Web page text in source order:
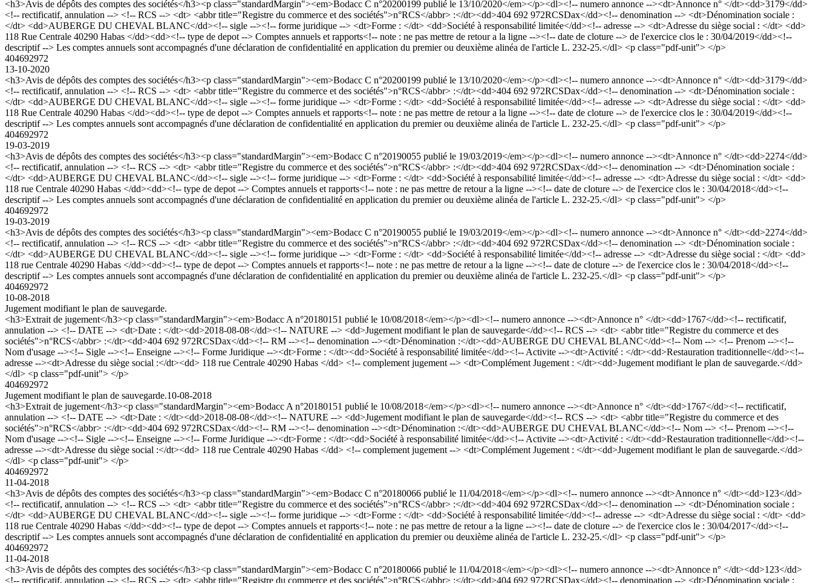
<h3>Avis de dépôts des comptes des sociétés</h3><p class="standardMargin"><em>Bodacc C n°20200199 publié le 13/10/2020</em></p><dl><!-- numero annonce --><dt>Annonce n° </dt><dd>3179</dd>
<!-- rectificatif, annulation --> <!-- RCS --> <dt> <abbr title="Registre du commerce et des sociétés">n°RCS</abbr> :</dt><dd>404 692 972RCSDax</dd><!-- denomination --> <dt>Dénomination sociale :
</dt> <dd>AUBERGE DU CHEVAL BLANC</dd><!-- sigle --><!-- forme juridique --> <dt>Forme : </dt> <dd>Société à responsabilité limitée</dd><!-- adresse --> <dt>Adresse du siège social : </dt> <dd>
118 Rue Centrale 40290 Habas </dd><dd><!-- type de depot --> Comptes annuels et rapports<!-- note : ne pas mettre de retour a la ligne --><!-- date de cloture --> de l'exercice clos le : 30/04/2019</dd><!--
descriptif --> Les comptes annuels sont accompagnés d'une déclaration de confidentialité en application du premier ou deuxième alinéa de l'article L. 232-25.</dl> <p class="pdf-unit"> </p>
404692972
13-10-2020
<h3>Avis de dépôts des comptes des sociétés</h3><p class="standardMargin"><em>Bodacc C n°20200199 publié le 13/10/2020</em></p><dl><!-- numero annonce --><dt>Annonce n° </dt><dd>3179</dd>
<!-- rectificatif, annulation --> <!-- RCS --> <dt> <abbr title="Registre du commerce et des sociétés">n°RCS</abbr> :</dt><dd>404 692 972RCSDax</dd><!-- denomination --> <dt>Dénomination sociale :
</dt> <dd>AUBERGE DU CHEVAL BLANC</dd><!-- sigle --><!-- forme juridique --> <dt>Forme : </dt> <dd>Société à responsabilité limitée</dd><!-- adresse --> <dt>Adresse du siège social : </dt> <dd>
118 Rue Centrale 40290 Habas </dd><dd><!-- type de depot --> Comptes annuels et rapports<!-- note : ne pas mettre de retour a la ligne --><!-- date de cloture --> de l'exercice clos le : 30/04/2019</dd><!--
descriptif --> Les comptes annuels sont accompagnés d'une déclaration de confidentialité en application du premier ou deuxième alinéa de l'article L. 232-25.</dl> <p class="pdf-unit"> </p>
404692972
19-03-2019
<h3>Avis de dépôts des comptes des sociétés</h3><p class="standardMargin"><em>Bodacc C n°20190055 publié le 19/03/2019</em></p><dl><!-- numero annonce --><dt>Annonce n° </dt><dd>2274</dd>
<!-- rectificatif, annulation --> <!-- RCS --> <dt> <abbr title="Registre du commerce et des sociétés">n°RCS</abbr> :</dt><dd>404 692 972RCSDax</dd><!-- denomination --> <dt>Dénomination sociale :
</dt> <dd>AUBERGE DU CHEVAL BLANC</dd><!-- sigle --><!-- forme juridique --> <dt>Forme : </dt> <dd>Société à responsabilité limitée</dd><!-- adresse --> <dt>Adresse du siège social : </dt> <dd>
118 rue Centrale 40290 Habas </dd><dd><!-- type de depot --> Comptes annuels et rapports<!-- note : ne pas mettre de retour a la ligne --><!-- date de cloture --> de l'exercice clos le : 30/04/2018</dd><!--
descriptif --> Les comptes annuels sont accompagnés d'une déclaration de confidentialité en application du premier ou deuxième alinéa de l'article L. 232-25.</dl> <p class="pdf-unit"> </p>
404692972
19-03-2019
<h3>Avis de dépôts des comptes des sociétés</h3><p class="standardMargin"><em>Bodacc C n°20190055 publié le 19/03/2019</em></p><dl><!-- numero annonce --><dt>Annonce n° </dt><dd>2274</dd>
<!-- rectificatif, annulation --> <!-- RCS --> <dt> <abbr title="Registre du commerce et des sociétés">n°RCS</abbr> :</dt><dd>404 692 972RCSDax</dd><!-- denomination --> <dt>Dénomination sociale :
</dt> <dd>AUBERGE DU CHEVAL BLANC</dd><!-- sigle --><!-- forme juridique --> <dt>Forme : </dt> <dd>Société à responsabilité limitée</dd><!-- adresse --> <dt>Adresse du siège social : </dt> <dd>
118 rue Centrale 40290 Habas </dd><dd><!-- type de depot --> Comptes annuels et rapports<!-- note : ne pas mettre de retour a la ligne --><!-- date de cloture --> de l'exercice clos le : 30/04/2018</dd><!--
descriptif --> Les comptes annuels sont accompagnés d'une déclaration de confidentialité en application du premier ou deuxième alinéa de l'article L. 232-25.</dl> <p class="pdf-unit"> </p>
404692972
10-08-2018
Jugement modifiant le plan de sauvegarde.
<h3>Extrait de jugement</h3><p class="standardMargin"><em>Bodacc A n°20180151 publié le 10/08/2018</em></p><dl><!-- numero annonce --><dt>Annonce n° </dt><dd>1767</dd><!-- rectificatif,
annulation --> <!-- DATE --> <dt>Date : </dt><dd>2018-08-08</dd><!-- NATURE --> <dd>Jugement modifiant le plan de sauvegarde</dd><!-- RCS --> <dt> <abbr title="Registre du commerce et des
sociétés">n°RCS</abbr> :</dt><dd>404 692 972RCSDax</dd><!-- RM --><!-- denomination --><dt>Dénomination :</dt><dd>AUBERGE DU CHEVAL BLANC</dd><!-- Nom --> <!-- Prenom --><!--
Nom d'usage --><!-- Sigle --><!-- Enseigne --><!-- Forme Juridique --><dt>Forme : </dt><dd>Société à responsabilité limitée</dd><!-- Activite --><dt>Activité : </dt><dd>Restauration traditionnelle</dd><!--
adresse --><dt>Adresse du siège social :</dt><dd> 118 rue Centrale 40290 Habas </dd> <!-- complement jugement --> <dt>Complément Jugement : </dt><dd>Jugement modifiant le plan de sauvegarde.</dd>
</dl> <p class="pdf-unit"> </p>
404692972
Jugement modifiant le plan de sauvegarde.10-08-2018
<h3>Extrait de jugement</h3><p class="standardMargin"><em>Bodacc A n°20180151 publié le 10/08/2018</em></p><dl><!-- numero annonce --><dt>Annonce n° </dt><dd>1767</dd><!-- rectificatif,
annulation --> <!-- DATE --> <dt>Date : </dt><dd>2018-08-08</dd><!-- NATURE --> <dd>Jugement modifiant le plan de sauvegarde</dd><!-- RCS --> <dt> <abbr title="Registre du commerce et des
sociétés">n°RCS</abbr> :</dt><dd>404 692 972RCSDax</dd><!-- RM --><!-- denomination --><dt>Dénomination :</dt><dd>AUBERGE DU CHEVAL BLANC</dd><!-- Nom --> <!-- Prenom --><!--
Nom d'usage --><!-- Sigle --><!-- Enseigne --><!-- Forme Juridique --><dt>Forme : </dt><dd>Société à responsabilité limitée</dd><!-- Activite --><dt>Activité : </dt><dd>Restauration traditionnelle</dd><!--
adresse --><dt>Adresse du siège social :</dt><dd> 118 rue Centrale 40290 Habas </dd> <!-- complement jugement --> <dt>Complément Jugement : </dt><dd>Jugement modifiant le plan de sauvegarde.</dd>
</dl> <p class="pdf-unit"> </p>
404692972
11-04-2018
<h3>Avis de dépôts des comptes des sociétés</h3><p class="standardMargin"><em>Bodacc C n°20180066 publié le 11/04/2018</em></p><dl><!-- numero annonce --><dt>Annonce n° </dt><dd>123</dd>
<!-- rectificatif, annulation --> <!-- RCS --> <dt> <abbr title="Registre du commerce et des sociétés">n°RCS</abbr> :</dt><dd>404 692 972RCSDax</dd><!-- denomination --> <dt>Dénomination sociale :
</dt> <dd>AUBERGE DU CHEVAL BLANC</dd><!-- sigle --><!-- forme juridique --> <dt>Forme : </dt> <dd>Société à responsabilité limitée</dd><!-- adresse --> <dt>Adresse du siège social : </dt> <dd>
118 rue Centrale 40290 Habas </dd><dd><!-- type de depot --> Comptes annuels et rapports<!-- note : ne pas mettre de retour a la ligne --><!-- date de cloture --> de l'exercice clos le : 30/04/2017</dd><!--
descriptif --> Les comptes annuels sont accompagnés d'une déclaration de confidentialité en application du premier ou deuxième alinéa de l'article L. 232-25.</dl> <p class="pdf-unit"> </p>
404692972
11-04-2018
<h3>Avis de dépôts des comptes des sociétés</h3><p class="standardMargin"><em>Bodacc C n°20180066 publié le 11/04/2018</em></p><dl><!-- numero annonce --><dt>Annonce n° </dt><dd>123</dd>
<!-- rectificatif, annulation --> <!-- RCS --> <dt> <abbr title="Registre du commerce et des sociétés">n°RCS</abbr> :</dt><dd>404 692 972RCSDax</dd><!-- denomination --> <dt>Dénomination sociale :